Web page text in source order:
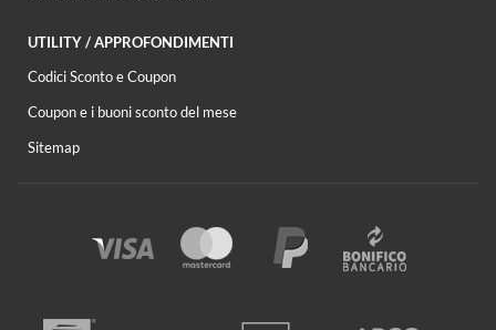
UTILITY / APPROFONDIMENTI
Codici Sconto e Coupon
Coupon e i buoni sconto del mese
Sitemap